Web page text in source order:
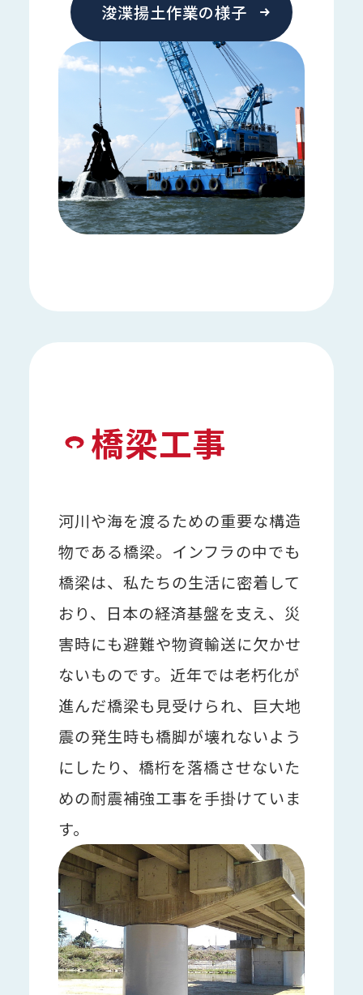
浚渫揚土作業の様子
橋梁工事
河川や海を渡るための重要な構造
物である橋梁。インフラの中でも
橋梁は、私たちの生活に密着して
おり、日本の経済基盤を支え、災
害時にも避難や物資輸送に欠かせ
ないものです。近年では老朽化が
進んだ橋梁も見受けられ、巨大地
震の発生時も橋脚が壊れないよう
にしたり、橋桁を落橋させないた
めの耐震補強工事を手掛けていま
す。